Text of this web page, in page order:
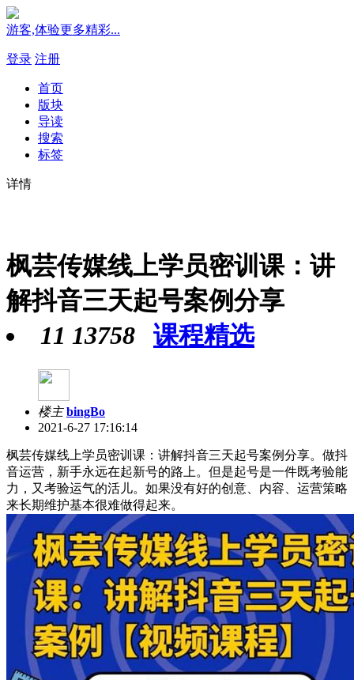
游客,体验更多精彩...
登录 注册
首页
版块
导读
搜索
标签
详情
枫芸传媒线上学员密训课：讲
解抖音三天起号案例分享
11 13758 课程精选
楼主 bingBo
2021-6-27 17:16:14
枫芸传媒线上学员密训课：讲解抖音三天起号案例分享。做抖
音运营，新手永远在起新号的路上。但是起号是一件既考验能
力，又考验运气的活儿。如果没有好的创意、内容、运营策略
来长期维护基本很难做得起来。